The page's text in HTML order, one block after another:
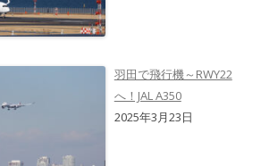
羽田で飛行機～RWY22
へ！JAL A350
2025年3月23日